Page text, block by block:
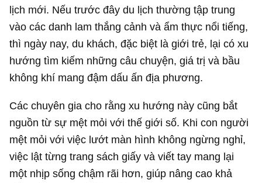
lịch mới. Nếu trước đây du lịch thường tập trung
vào các danh lam thắng cảnh và ẩm thực nổi tiếng,
thì ngày nay, du khách, đặc biệt là giới trẻ, lại có xu
hướng tìm kiếm những câu chuyện, giá trị và bầu
không khí mang đậm dấu ấn địa phương.
Các chuyên gia cho rằng xu hướng này cũng bắt
nguồn từ sự mệt mỏi với thế giới số. Khi con người
mệt mỏi với việc lướt màn hình không ngừng nghỉ,
việc lật từng trang sách giấy và viết tay mang lại
một nhịp sống chậm rãi hơn, giúp nâng cao khả